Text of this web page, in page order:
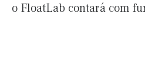
o FloatLab contará com